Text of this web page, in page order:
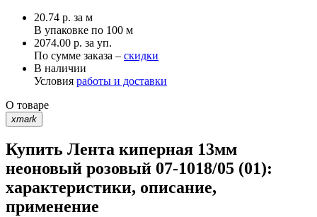
20.74 р. за м
В упаковке по 100 м
2074.00 р. за уп.
По сумме заказа – скидки
В наличии
Условия работы и доставки
О товаре
xmark
Купить Лента киперная 13мм
неоновый розовый 07-1018/05 (01):
характеристики, описание,
применение